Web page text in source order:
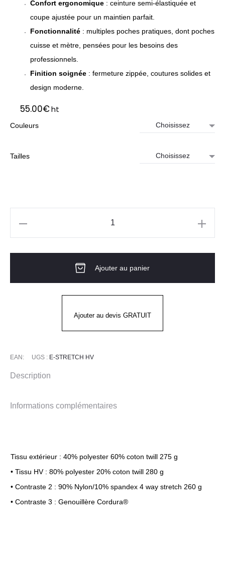
Confort ergonomique : ceinture semi-élastiquée et
coupe ajustée pour un maintien parfait.
Fonctionnalité : multiples poches pratiques, dont poches
cuisse et mètre, pensées pour les besoins des
professionnels.
Finition soignée : fermeture zippée, coutures solides et
design moderne.
55.00€ht
Couleurs
Tailles
Ajouter au panier
Ajouter au devis GRATUIT
EAN: UGS : E-STRETCH HV
Description
Informations complémentaires
Tissu extérieur : 40% polyester 60% coton twill 275 g
• Tissu HV : 80% polyester 20% coton twill 280 g
• Contraste 2 : 90% Nylon/10% spandex 4 way stretch 260 g
• Contraste 3 : Genouillère Cordura®